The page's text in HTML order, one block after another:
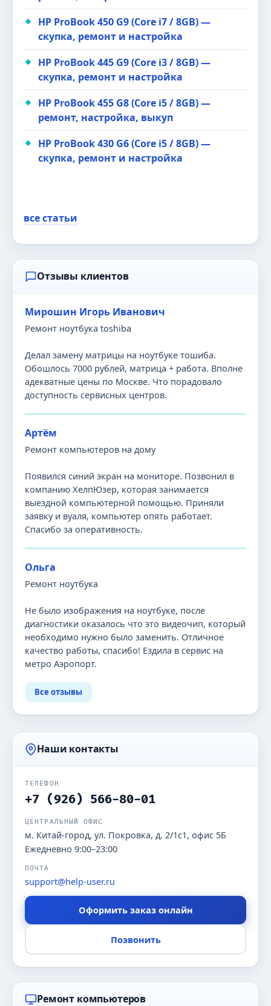
HP ProBook 450 G9 (Core i7 / 8GB) —
скупка, ремонт и настройка
HP ProBook 445 G9 (Core i3 / 8GB) —
скупка, ремонт и настройка
HP ProBook 455 G8 (Core i5 / 8GB) —
ремонт, настройка, выкуп
HP ProBook 430 G6 (Core i5 / 8GB) —
скупка, ремонт и настройка
все статьи
Отзывы клиентов
Мирошин Игорь Иванович
Ремонт ноутбука toshiba
Делал замену матрицы на ноутбуке тошиба.
Обошлось 7000 рублей, матрица + работа. Вполне
адекватные цены по Москве. Что порадовало
доступность сервисных центров.
Артём
Ремонт компьютеров на дому
Появился синий экран на мониторе. Позвонил в
компанию ХелпЮзер, которая занимается
выездной компьютерной помощью. Приняли
заявку и вуаля, компьютер опять работает.
Спасибо за оперативность.
Ольга
Ремонт ноутбука
Не было изображения на ноутбуке, после
диагностики оказалось что это видеочип, который
необходимо нужно было заменить. Отличное
качество работы, спасибо! Ездила в сервис на
метро Аэропорт.
Все отзывы
Наши контакты
ТЕЛЕФОН
+7 (926) 566-80-01
ЦЕНТРАЛЬНЫЙ ОФИС
м. Китай-город, ул. Покровка, д. 2/1с1, офис 5Б
Ежедневно 9:00–23:00
ПОЧТА
support@help-user.ru
Оформить заказ онлайн
Позвонить
Ремонт компьютеров